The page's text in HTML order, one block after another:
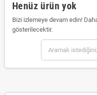
Henüz ürün yok
Bizi izlemeye devam edin!
gösterilecektir.